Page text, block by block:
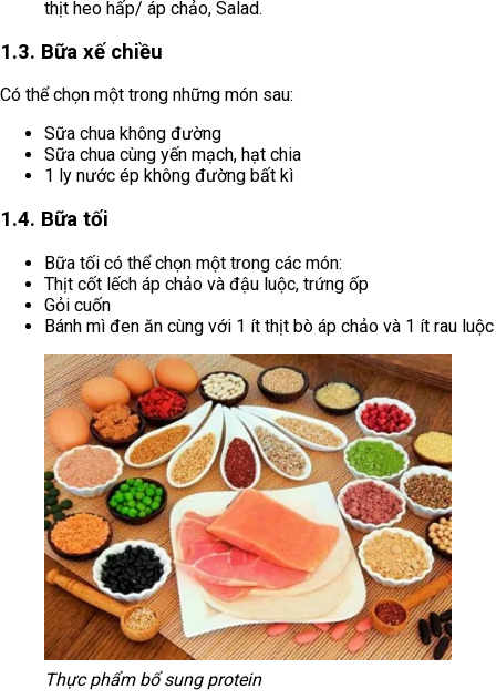
thịt heo hấp/ áp chảo, Salad.
1.3. Bữa xế chiều
Có thể chọn một trong những món sau:
Sữa chua không đường
Sữa chua cùng yến mạch, hạt chia
1 ly nước ép không đường bất kì
1.4. Bữa tối
Bữa tối có thể chọn một trong các món:
Thịt cốt lếch áp chảo và đậu luộc, trứng ốp
Gỏi cuốn
Bánh mì đen ăn cùng với 1 ít thịt bò áp chảo và 1 ít rau luộc
Thực phẩm bổ sung protein